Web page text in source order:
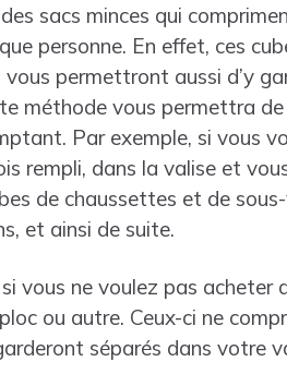
sacs minces qui
personne. En effet, ces
permettront aussi d’y
méthode vous permettra
Par exemple, si vous
rempli, dans la valise et
de chaussettes et de
et ainsi de suite.
vous ne voulez pas acheter
ou autre. Ceux-ci ne
séparés dans votre